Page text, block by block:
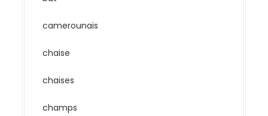
camerounais
chaise
chaises
champs